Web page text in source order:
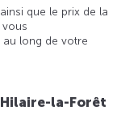
que le prix de la
long de votre
la-Forêt